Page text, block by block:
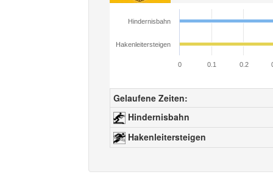
Hindernisbahn
Hakenleitersteigen
0 0.1 0.2
Gelaufene Zeiten:
Hindernisbahn
Hakenleitersteigen